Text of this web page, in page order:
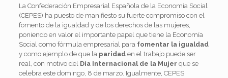
La Confederación Empresarial Española de la Economía Social
(CEPES) ha puesto de manifiesto su fuerte compromiso con el
fomento de la igualdad y de los derechos de las mujeres,
poniendo en valor el importante papel que tiene la Economía
Social como fórmula empresarial para fomentar la igualdad
y como ejemplo de que la paridaden el trabajo puede ser
real, con motivo del Día Internacional de la Mujer que se
celebra este domingo, 8 de marzo. Igualmente, CEPES